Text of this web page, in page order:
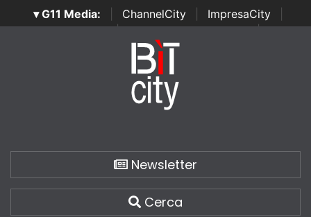
▾ G11 Media: ChannelCity ImpresaCity
SecurityOpenLab | Italian Channel Awards | Italian
Italian Security Awards
Newsletter
Cerca